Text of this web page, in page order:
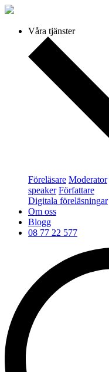
Våra tjänster
Föreläsare Moderator
speaker Författare
Digitala föreläsningar
Om oss
Blogg
08 77 22 577